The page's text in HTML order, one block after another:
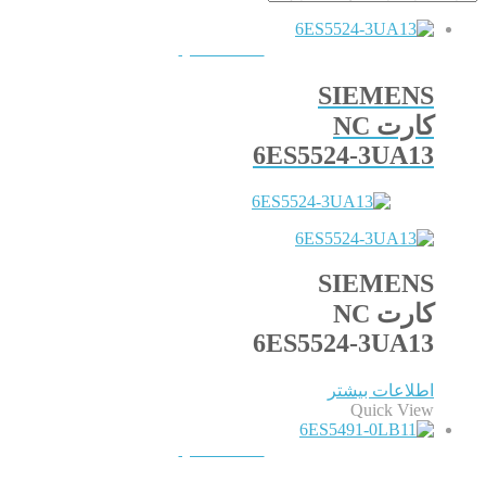
SIEMENS
کارت NC
6ES5524-3UA13
SIEMENS
کارت NC
6ES5524-3UA13
اطلاعات بیشتر
Quick View